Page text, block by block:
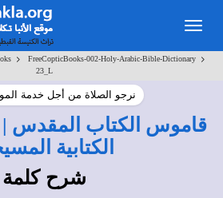
Toggle
navigation
> FreeCopticBooks-002-Holy-Arabic-Bible-Dictionary>
23_L
نرجو الصلاة من أجل خدمة
قاموس الكتاب المقدس |
الكتابية
شرح كلمة